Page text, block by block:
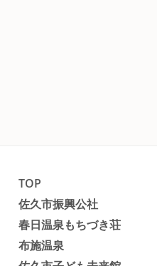
TOP
佐久市振興公社
春日温泉もちづき荘
布施温泉